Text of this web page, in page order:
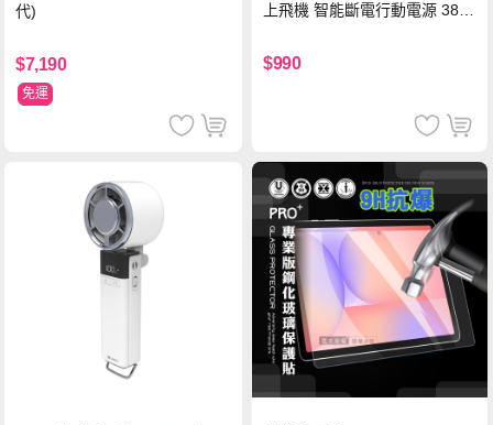
代)
$7,190
免運
上飛機 智能斷電行動電源 38.5
灣BSMI/中國CCC/歐美CE/FCC
認證
$990